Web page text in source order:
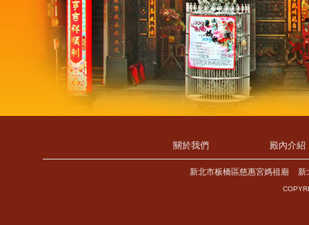
關於我們 殿內介紹
新北市板橋區慈惠宮媽祖廟 新